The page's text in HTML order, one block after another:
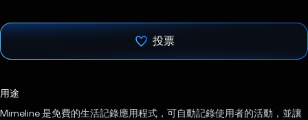
投票
用途
Mimeline 是免費的生活記錄應用程式，可自動記錄使用者的活動，並讓